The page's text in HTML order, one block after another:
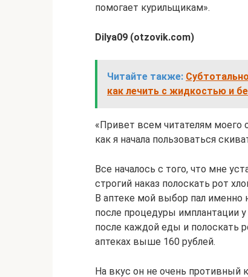
помогает курильщикам».
Dilya09 (otzovik.com)
Читайте также:
как лечить с жидкостью и
«Привет всем читателям
как я начала пользоваться
Все началось с того, что мне
строгий наказ полоскать рот
В аптеке мой выбор пал именно
после процедуры имплантации
после каждой еды и полоскать
аптеках выше 160 рублей.
На вкус он не очень противный